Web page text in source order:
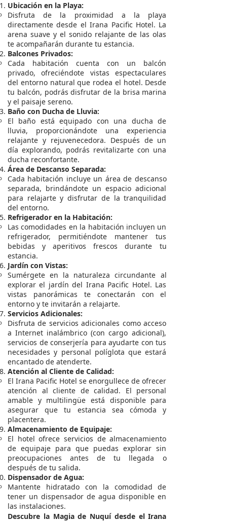
Ubicación en la Playa:
Disfruta de la proximidad a la playa
directamente desde el Irana Pacific Hotel. La
arena suave y el sonido relajante de las olas
te acompañarán durante tu estancia.
Balcones Privados:
Cada habitación cuenta con un balcón
privado, ofreciéndote vistas espectaculares
del entorno natural que rodea el hotel. Desde
tu balcón, podrás disfrutar de la brisa marina
y el paisaje sereno.
Baño con Ducha de Lluvia:
El baño está equipado con una ducha de
lluvia, proporcionándote una experiencia
relajante y rejuvenecedora. Después de un
día explorando, podrás revitalizarte con una
ducha reconfortante.
Área de Descanso Separada:
Cada habitación incluye un área de descanso
separada, brindándote un espacio adicional
para relajarte y disfrutar de la tranquilidad
del entorno.
Refrigerador en la Habitación:
Las comodidades en la habitación incluyen un
refrigerador, permitiéndote mantener tus
bebidas y aperitivos frescos durante tu
estancia.
Jardín con Vistas:
Sumérgete en la naturaleza circundante al
explorar el jardín del Irana Pacific Hotel. Las
vistas panorámicas te conectarán con el
entorno y te invitarán a relajarte.
Servicios Adicionales:
Disfruta de servicios adicionales como acceso
a Internet inalámbrico (con cargo adicional),
servicios de conserjería para ayudarte con tus
necesidades y personal políglota que estará
encantado de atenderte.
Atención al Cliente de Calidad:
El Irana Pacific Hotel se enorgullece de ofrecer
atención al cliente de calidad. El personal
amable y multilingüe está disponible para
asegurar que tu estancia sea cómoda y
placentera.
Almacenamiento de Equipaje:
El hotel ofrece servicios de almacenamiento
de equipaje para que puedas explorar sin
preocupaciones antes de tu llegada o
después de tu salida.
Dispensador de Agua:
Mantente hidratado con la comodidad de
tener un dispensador de agua disponible en
las instalaciones.
Descubre la Magia de Nuquí desde el Irana